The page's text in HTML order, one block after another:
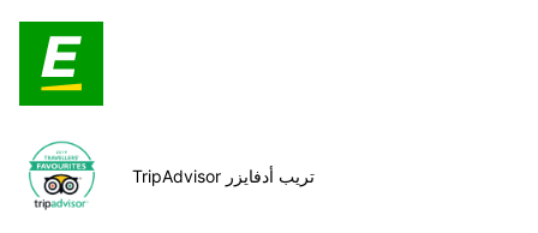
TripAdvisor تريب أدفايزر